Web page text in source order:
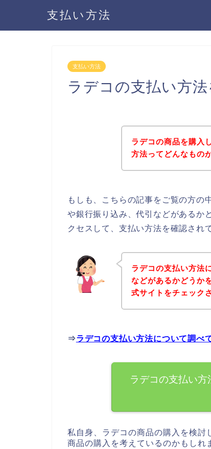
支払い方法
支払い方法
ラデコの支払い方
ラデコの商品を購入
方法ってどんなもの
もしも、こちらの記事をご覧の方の
や銀行振り込み、代引などがあるか
クセスして、支払い方法を確認され
ラデコの支払い方法
などがあるかどうか
式サイトをチェック
⇒ラデコの支払い方法について調べ
ラデコの支払い
私自身、ラデコの商品の購入を検討
商品の購入を考えているのかもしれ